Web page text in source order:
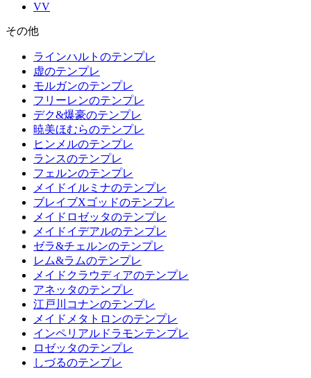
VV
その他
ラインハルトのテンプレ
虚のテンプレ
モルガンのテンプレ
フリーレンのテンプレ
デク&爆豪のテンプレ
暁美ほむらのテンプレ
ヒンメルのテンプレ
ランスのテンプレ
フェルンのテンプレ
メイドイルミナのテンプレ
ブレイブXゴッドのテンプレ
メイドロゼッタのテンプレ
メイドイデアルのテンプレ
ゼラ&チェルンのテンプレ
レム&ラムのテンプレ
メイドクラウディアのテンプレ
アネッタのテンプレ
江戸川コナンのテンプレ
メイドメタトロンのテンプレ
インペリアルドラモンテンプレ
ロゼッタのテンプレ
しづるのテンプレ